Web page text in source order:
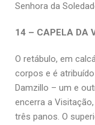
Senhora da
14 – CAPELA DA
O retábulo, em
corpos e é
Damzillo – um e
encerra a
três panos. O